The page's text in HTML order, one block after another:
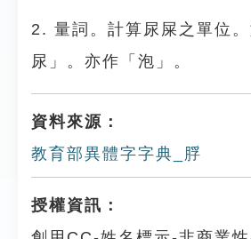
2. 量詞。計算尿屎之單位
尿」。亦作「泡」。
資料來源：
教育部異體字字典_脬
授權資訊：